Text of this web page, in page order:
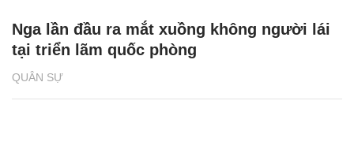
QUÂN SỰ
Nga lần đầu ra mắt xuồng không người lái
tại triển lãm quốc phòng